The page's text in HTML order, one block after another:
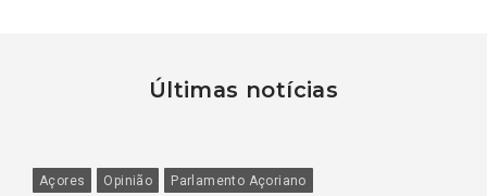
Últimas notícias
Açores Opinião Parlamento Açoriano